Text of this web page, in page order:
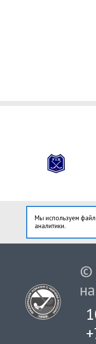
Мы используем
аналитики.
©
на